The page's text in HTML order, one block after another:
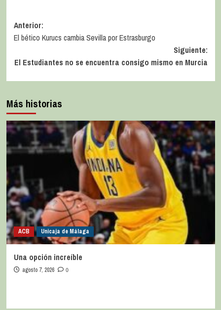
Anterior:
El bético Kurucs cambia Sevilla por Estrasburgo
Siguiente:
El Estudiantes no se encuentra consigo mismo en Murcia
Más historias
ACB Unicaja de Málaga
Una opción increíble
agosto 7, 2026 0